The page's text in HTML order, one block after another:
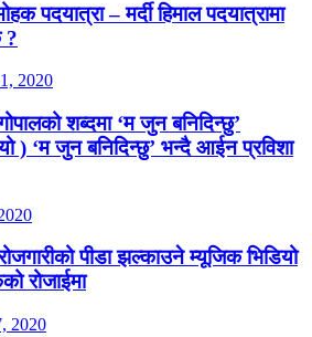
पदयात्रा – मर्दी हिमाल पदयात्रामा
?
2020
शब्दमा ‘म जुन बनिदिन्छु’
) ‘म जुन बनिदिन्छु’ भन्दै आईन प्रविशा
पीडा झल्काउने म्यूजिक भिडियो
रोजाईमा
2020